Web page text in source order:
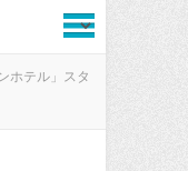
ホテル」スタ